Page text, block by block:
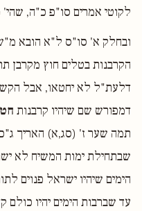
לקוטי אמרים סו"פ כ"ה,
ובחלק א' סו"ס ל"א הובא
הקרבנות בטלים חוץ מקרבן
דלעת"ל לא יחטאו, אבל
דמפורש שם שיהיו קרבנות
תמה שער ז' (סג,א) האריך
שבתחילת ימות המשיח לא
הימים שיהיו ישראל פנוים
עד שברבות הימים יהיו כולם